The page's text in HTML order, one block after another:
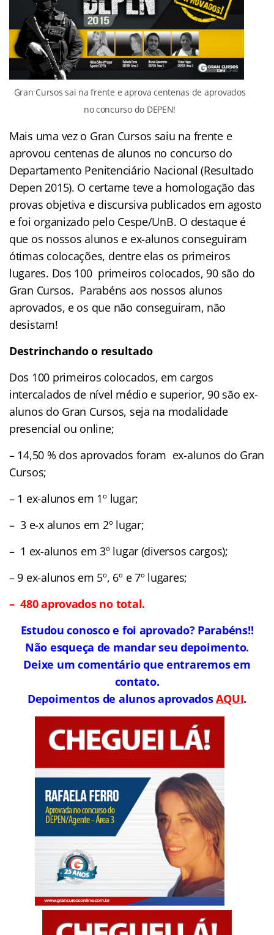
Gran Cursos sai na frente e aprova centenas de aprovados
no concurso do DEPEN!
Mais uma vez o Gran Cursos saiu na frente e
aprovou centenas de alunos no concurso do
Departamento Penitenciário Nacional (Resultado
Depen 2015). O certame teve a homologação das
provas objetiva e discursiva publicados em agosto
e foi organizado pelo Cespe/UnB. O destaque é
que os nossos alunos e ex-alunos conseguiram
ótimas colocações, dentre elas os primeiros
lugares. Dos 100 primeiros colocados, 90 são do
Gran Cursos. Parabéns aos nossos alunos
aprovados, e os que não conseguiram, não
desistam!
Destrinchando o resultado
Dos 100 primeiros colocados, em cargos
intercalados de nível médio e superior, 90 são ex-
alunos do Gran Cursos, seja na modalidade
presencial ou online;
– 14,50 % dos aprovados foram ex-alunos do Gran
Cursos;
– 1 ex-alunos em 1º lugar;
– 3 e-x alunos em 2º lugar;
– 1 ex-alunos em 3º lugar (diversos cargos);
– 9 ex-alunos em 5º, 6º e 7º lugares;
– 480 aprovados no total.
Estudou conosco e foi aprovado? Parabéns!!
Não esqueça de mandar seu depoimento.
Deixe um comentário que entraremos em
contato.
Depoimentos de alunos aprovadosAQUI.